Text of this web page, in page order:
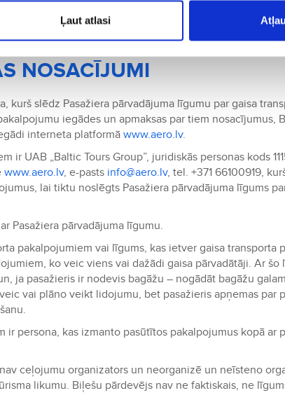
Ļaut atlasi
языке.
NOSACĪJUMI
kurš slēdz Pasažiera pārvadājuma līgumu par gaisa
iegādes un apmaksas par tiem nosacījumus,
interneta platformā www.aero.lv.
UAB „Baltic Tours Group”, juridiskās personas kods
www.aero.lv, e-pasts info@aero.lv, tel. +371 66100919,
lai tiktu noslēgts Pasažiera pārvadājuma līgums
Pasažiera pārvadājuma līgumu.
pakalpojumiem vai līgums, kas ietver gaisa transporta
ko veic viens vai dažādi gaisa pārvadātāji. Ar šo
ja pasažieris ir nodevis bagāžu – nogādāt bagāžu
vai plāno veikt lidojumu, bet pasažieris apņemas par
ir persona, kas izmanto pasūtītos pakalpojumus kopā ar
ceļojumu organizators un neorganizē un neīsteno
likumu. Biļešu pārdevējs nav ne faktiskais, ne